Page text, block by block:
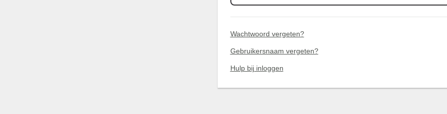
Wachtwoord vergeten?
Gebruikersnaam vergeten?
Hulp bij inloggen